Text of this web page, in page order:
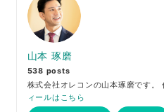
山本 琢磨
538 posts
株式会社オレコンの山本琢磨で
ィールはこちら